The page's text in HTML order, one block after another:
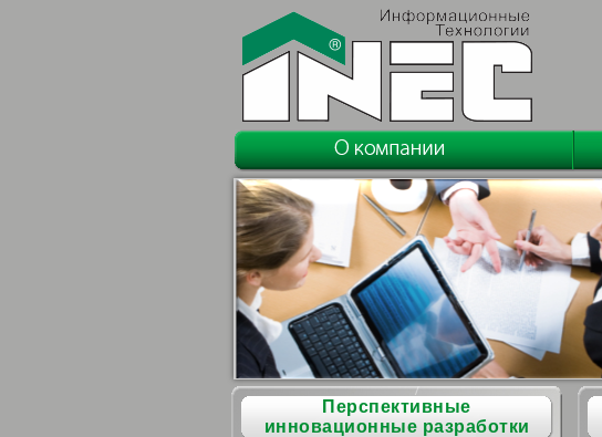
Перспективные
инновационные разработки